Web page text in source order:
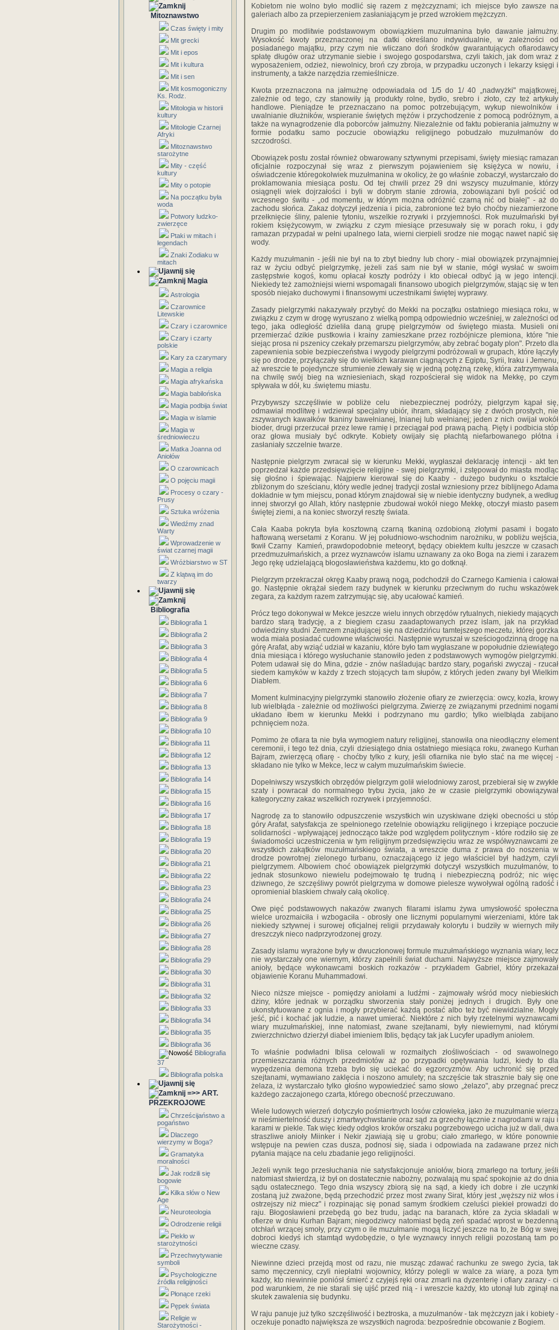
Mitoznawstwo
Czas święty i mity
Mit grecki
Mit i epos
Mit i kultura
Mit i sen
Mit kosmogoniczny
Ks. Rodz.
Mitologia w historii
kultury
Mitologie Czarnej
Afryki
Mitoznawstwo
starożytne
Mity - część
kultury
Mity o potopie
Na początku była
woda
Potwory ludzko-
zwierzęce
Ptaki w mitach i
legendach
Znaki Zodiaku w
mitach
Magia
Astrologia
Czarownice
Litewskie
Czary i czarownice
Czary i czarty
polskie
Kary za czarymary
Magia a religia
Magia afrykańska
Magia babilońska
Magia podbija świat
Magia w islamie
Magia w
średniowieczu
Matka Joanna od
Aniołów
O czarownicach
O pojęciu magii
Procesy o czary -
Prusy
Sztuka wróżenia
Wiedźmy znad
Warty
Wprowadzenie w
świat czarnej magii
Wróżbiarstwo w ST
Z klątwą im do
twarzy
Bibliografia
Bibliografia 1
Bibliografia 2
Bibliografia 3
Bibliografia 4
Bibliografia 5
Bibliografia 6
Bibliografia 7
Bibliografia 8
Bibliografia 9
Bibliografia 10
Bibliografia 11
Bibliografia 12
Bibliografia 13
Bibliografia 14
Bibliografia 15
Bibliografia 16
Bibliografia 17
Bibliografia 18
Bibliografia 19
Bibliografia 20
Bibliografia 21
Bibliografia 22
Bibliografia 23
Bibliografia 24
Bibliografia 25
Bibliografia 26
Bibliografia 27
Bibliografia 28
Bibliografia 29
Bibliografia 30
Bibliografia 31
Bibliografia 32
Bibliografia 33
Bibliografia 34
Bibliografia 35
Bibliografia 36
Bibliografia
37
Bibliografia polska
=>> ART.
PRZEKROJOWE
Chrześcijaństwo a
pogaństwo
Dlaczego
wierzymy w Boga?
Gramatyka
moralności
Jak rodzili się
bogowie
Kilka słów o New
Age
Neuroteologia
Odrodzenie religii
Piekło w
starożytności
Przechwytywanie
symboli
Psychologiczne
źródła religijności
Płonące rzeki
Pępek świata
Religie w
Starożytności -
Kobietom nie wolno było modlić się razem z mężczyznami; ich miejsce było zawsze na
galeriach albo za przepierzeniem zasłaniającym je przed wzrokiem mężczyzn.
Drugim po modlitwie podstawowym obowiązkiem muzułmanina było dawanie jałmużny.
Wysokość kwoty przeznaczonej na datki określano indywidualnie, w zależności od
posiadanego majątku, przy czym nie wliczano doń środków gwarantujących ofiarodawcy
spłatę długów oraz utrzymanie siebie i swojego gospodarstwa, czyli takich, jak dom wraz z
wyposażeniem, odzież, niewolnicy, broń czy zbroja, w przypadku uczonych i lekarzy księgi i
instrumenty, a także narzędzia rzemieślnicze.
Kwota przeznaczona na jałmużnę odpowiadała od 1/5 do 1/ 40 „nadwyżki" majątkowej,
zależnie od tego, czy stanowiły ją produkty rolne, bydło, srebro i złoto, czy też artykuły
handlowe. Pieniądze te przeznaczano na pomoc potrzebującym, wykup niewolników i
uwalnianie dłużników, wspieranie świętych mężów i przychodzenie z pomocą podróżnym, a
także na wynagrodzenie dla poborców jałmużny. Niezależnie od faktu pobierania jałmużny w
formie podatku samo poczucie obowiązku religijnego pobudzało muzułmanów do
szczodrości.
Obowiązek postu został również obwarowany sztywnymi przepisami, święty miesiąc ramazan
oficjalnie rozpoczynał się wraz z pierwszym pojawieniem się księżyca w nowiu, i
oświadczenie któregokolwiek muzułmanina w okolicy, że go właśnie zobaczył, wystarczało do
proklamowania miesiąca postu. Od tej chwili przez 29 dni wszyscy muzułmanie, którzy
osiągnęli wiek dojrzałości i byli w dobrym stanie zdrowia, zobowiązani byli pościć od
wczesnego świtu - „od momentu, w którym można odróżnić czarną nić od białej" - aż do
zachodu słońca. Zakaz dotyczył jedzenia i picia, zabronione też było choćby niezamierzone
przełknięcie śliny, palenie tytoniu, wszelkie rozrywki i przyjemności. Rok muzułmański był
rokiem księżycowym, w związku z czym miesiące przesuwały się w porach roku, i gdy
ramazan przypadał w pełni upalnego lata, wierni cierpieli srodze nie mogąc nawet napić się
wody.
Każdy muzułmanin - jeśli nie był na to zbyt biedny lub chory - miał obowiązek przynajmniej
raz w życiu odbyć pielgrzymkę, jeżeli zaś sam nie był w stanie, mógł wysłać w swoim
zastępstwie kogoś, komu opłacał koszty podróży i kto obiecał odbyć ją w jego intencji.
Niekiedy też zamożniejsi wierni wspomagali finansowo ubogich pielgrzymów, stając się w ten
sposób niejako duchowymi i finansowymi uczestnikami świętej wyprawy.
Zasady pielgrzymki nakazywały przybyć do Mekki na początku ostatniego miesiąca roku, w
związku z czym w drogę wyruszano z wielką pompą odpowiednio wcześniej, w zależności od
tego, jaka odległość dzieliła daną grupę pielgrzymów od świętego miasta. Musieli oni
przemierzać dzikie pustkowia i krainy zamieszkane przez rozbójnicze plemiona, które "nie
siejąc prosa ni pszenicy czekały przemarszu pielgrzymów, aby zebrać bogaty plon". Przeto dla
zapewnienia sobie bezpieczeństwa i wygody pielgrzymi podróżowali w grupach, które łączyły
się po drodze, przyłączały się do wielkich karawan ciągnących z Egiptu, Syrii, Iraku i Jemenu,
aż wreszcie te pojedyncze strumienie zlewały się w jedną potężną rzekę, która zatrzymywała
na chwilę swój bieg na wzniesieniach, skąd rozpościerał się widok na Mekkę, po czym
spływała w dół, ku .świętemu miastu.
Przybywszy szczęśliwie w pobliże celu niebezpiecznej podróży, pielgrzym kąpał się,
odmawiał modlitwę i wdziewał specjalny ubiór, ihram, składający się z dwóch prostych, nie
zszywanych kawałków tkaniny bawełnianej, lnianej lub wełnianej; jeden z nich owijał wokół
bioder, drugi przerzucał przez lewe ramię i przeciągał pod prawą pachą. Pięty i podbicia stóp
oraz głowa musiały być odkryte. Kobiety owijały się płachtą niefarbowanego płótna i
zasłaniały szczelnie twarze.
Następnie pielgrzym zwracał się w kierunku Mekki, wygłaszał deklarację intencji - akt ten
poprzedzał każde przedsięwzięcie religijne - swej pielgrzymki, i zstępował do miasta modląc
się głośno i śpiewając. Najpierw kierował się do Kaaby - dużego budynku o kształcie
zbliżonym do sześcianu, który wedle jednej tradycji został wzniesiony przez biblijnego Adama
dokładnie w tym miejscu, ponad którym znajdował się w niebie identyczny budynek, a według
innej stworzył go Allah, który następnie zbudował wokół niego Mekkę, otoczył miasto pasem
świętej ziemi, a na koniec stworzył resztę świata.
Cała Kaaba pokryta była kosztowną czarną tkaniną ozdobioną złotymi pasami i bogato
haftowaną wersetami z Koranu. W jej południowo-wschodnim narożniku, w pobliżu wejścia,
tkwił Czarny Kamień, prawdopodobnie meteoryt, będący obiektem kultu jeszcze w czasach
przedmuzułmańskich, a przez wyznawców islamu uznawany za oko Boga na ziemi i zarazem
Jego rękę udzielającą błogosławieństwa każdemu, kto go dotknął.
Pielgrzym przekraczał okręg Kaaby prawą nogą, podchodził do Czarnego Kamienia i całował
go. Następnie okrążał siedem razy budynek w kierunku przeciwnym do ruchu wskazówek
zegara, za każdym razem zatrzymując się, aby ucałować kamień.
Prócz tego dokonywał w Mekce jeszcze wielu innych obrzędów rytualnych, niekiedy mających
bardzo starą tradycję, a z biegiem czasu zaadaptowanych przez islam, jak na przykład
odwiedziny studni Zemzem znajdującej się na dziedzińcu tamtejszego meczetu, której gorzka
woda miała posiadać cudowne właściwości. Następnie wyruszał w sześciogodzinną drogę na
górę Arafat, aby wziąć udział w kazaniu, które było tam wygłaszane w popołudnie dziewiątego
dnia miesiąca i którego wysłuchanie stanowiło jeden z podstawowych wymogów pielgrzymki.
Potem udawał się do Mina, gdzie - znów naśladując bardzo stary, pogański zwyczaj - rzucał
siedem kamyków w każdy z trzech stojących tam słupów, z których jeden zwany był Wielkim
Diabłem.
Moment kulminacyjny pielgrzymki stanowiło złożenie ofiary ze zwierzęcia: owcy, kozła, krowy
lub wielbłąda - zależnie od możliwości pielgrzyma. Zwierzę ze związanymi przednimi nogami
układano łbem w kierunku Mekki i podrzynano mu gardło; tylko wielbłąda zabijano
pchnięciem noża.
Pomimo że ofiara ta nie była wymogiem natury religijnej, stanowiła ona nieodłączny element
ceremonii, i tego też dnia, czyli dziesiątego dnia ostatniego miesiąca roku, zwanego Kurhan
Bajram, zwierzęcą ofiarę - choćby tylko z kury, jeśli ofiarnika nie było stać na me więcej -
składano nie tylko w Mekce, lecz w całym muzułmańskim świecie.
Dopełniwszy wszystkich obrzędów pielgrzym golił wielodniowy zarost, przebierał się w zwykłe
szaty i powracał do normalnego trybu życia, jako że w czasie pielgrzymki obowiązywał
kategoryczny zakaz wszelkich rozrywek i przyjemności.
Nagrodę za to stanowiło odpuszczenie wszystkich win uzyskiwane dzięki obecności u stóp
góry Arafat, satysfakcja ze spełnionego rzetelnie obowiązku religijnego i krzepiące poczucie
solidarności - wpływającej jednocząco także pod względem politycznym - które rodziło się ze
świadomości uczestniczenia w tym religijnym przedsięwzięciu wraz ze współwyznawcami ze
wszystkich zakątków muzułmańskiego świata, a wreszcie duma z prawa do noszenia w
drodze powrotnej zielonego turbanu, oznaczającego iż jego właściciel był hadżym, czyli
pielgrzymem. Albowiem choć obowiązek pielgrzymki dotyczył wszystkich muzułmanów, to
jednak stosunkowo niewielu podejmowało tę trudną i niebezpieczną podróż; nic więc
dziwnego, że szczęśliwy powrót pielgrzyma w domowe pielesze wywoływał ogólną radość i
opromieniał blaskiem chwały całą okolicę.
Owe pięć podstawowych nakazów zwanych filarami islamu żywa umysłowość społeczna
wielce urozmaiciła i wzbogaciła - obrosły one licznymi popularnymi wierzeniami, które tak
niekiedy sztywnej i surowej oficjalnej religii przydawały kolorytu i budziły w wiernych miły
dreszczyk nieco nadprzyrodzonej grozy.
Zasady islamu wyrażone były w dwuczłonowej formule muzułmańskiego wyznania wiary, lecz
nie wystarczały one wiernym, którzy zapełnili świat duchami. Najwyższe miejsce zajmowały
anioły, będące wykonawcami boskich rozkazów - przykładem Gabriel, który przekazał
objawienie Koranu Muhammadowi.
Nieco niższe miejsce - pomiędzy aniołami a ludźmi - zajmowały wśród mocy niebieskich
dżiny, które jednak w porządku stworzenia stały poniżej jednych i drugich. Były one
ukonstytuowane z ognia i mogły przybierać każdą postać albo też być niewidzialne. Mogły
jeść, pić i kochać jak ludzie, a nawet umierać. Niektóre z nich były rzetelnymi wyznawcami
wiary muzułmańskiej, inne natomiast, zwane szejtanami, były niewiernymi, nad którymi
zwierzchnictwo dzierżył diabeł imieniem Iblis, będący tak jak Lucyfer upadłym aniołem.
To właśnie podwładni Iblisa celowali w rozmaitych złośliwościach - od swawolnego
przemieszczania różnych przedmiotów aż po przypadki opętywania ludzi, kiedy to dla
wypędzenia demona trzeba było się uciekać do egzorcyzmów. Aby uchronić się przed
szejtanami, wymawiano zaklęcia i noszono amulety; na szczęście tak strasznie bały się one
żelaza, iż wystarczało tylko głośno wypowiedzieć samo słowo „żelazo", aby przegnać precz
każdego zaczajonego czarta, którego obecność przeczuwano.
Wiele ludowych wierzeń dotyczyło pośmiertnych losów człowieka, jako że muzułmanie wierzą
w nieśmiertelność duszy i zmartwychwstanie oraz sąd za grzechy łącznie z nagrodami w raju i
karami w piekle. Tak więc kiedy odgłos kroków orszaku pogrzebowego ucicha już w dali, dwa
straszliwe anioły Miinker i Nekir zjawiają się u grobu; ciało zmarłego, w które ponownie
wstępuje na pewien czas dusza, podnosi się, siada i odpowiada na zadawane przez nich
pytania mające na celu zbadanie jego religijności.
Jeżeli wynik tego przesłuchania nie satysfakcjonuje aniołów, biorą zmarłego na tortury, jeśli
natomiast stwierdzą, iż był on dostatecznie nabożny, pozwalają mu spać spokojnie aż do dnia
sądu ostatecznego. Tego dnia wszyscy zbiorą się na sąd, a kiedy ich dobre i złe uczynki
zostaną już zważone, będą przechodzić przez most zwany Sirat, który jest „węższy niż włos i
ostrzejszy niż miecz" i rozpinając się ponad samym środkiem czeluści piekieł prowadzi do
raju. Błogosławieni przebędą go bez trudu, jadąc na baranach, które za życia składali w
ofierze w dniu Kurhan Bajram; niegodziwcy natomiast będą zeń spadać wprost w bezdenną
otchłań wrzącej smoły, przy czym o ile muzułmanie mogą liczyć jeszcze na to, że Bóg w swej
dobroci kiedyś ich stamtąd wydobędzie, o tyle wyznawcy innych religii pozostaną tam po
wieczne czasy.
Niewinne dzieci przejdą most od razu, nie musząc zdawać rachunku ze swego życia, tak
samo męczennicy, czyli niepłatni wojownicy, którzy polegli w walce za wiarę, a poza tym
każdy, kto niewinnie poniósł śmierć z czyjejś ręki oraz zmarli na dyzenterię i ofiary zarazy - ci
pod warunkiem, że nie starali się ujść przed nią - i wreszcie każdy, kto utonął lub zginął na
skutek zawalenia się budynku.
W raju panuje już tylko szczęśliwość i beztroska, a muzułmanów - tak mężczyzn jak i kobiety -
oczekuje ponadto największa ze wszystkich nagroda: bezpośrednie obcowanie z Bogiem.